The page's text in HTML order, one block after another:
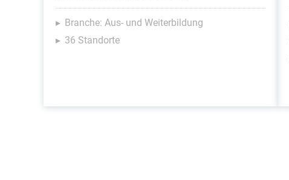
Branche: Aus- und Weiterbildung
36 Standorte